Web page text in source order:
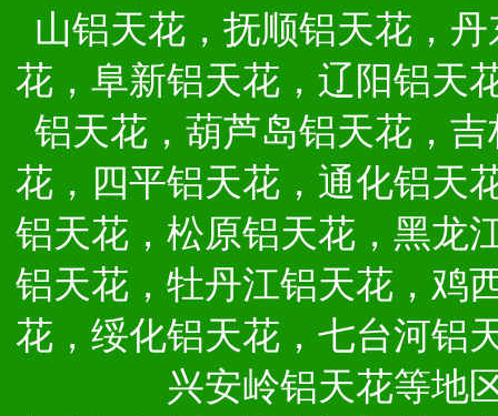
山铝天花，抚顺铝天花，
花，阜新铝天花，辽阳铝天
铝天花，葫芦岛铝天花，
花，四平铝天花，通化铝天
铝天花，松原铝天花，黑龙
铝天花，牡丹江铝天花，鸡
花，绥化铝天花，七台河铝
兴安岭铝天花等地